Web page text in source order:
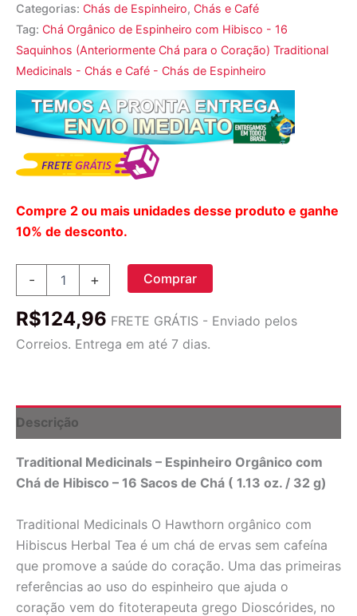
Categorias: Chás de Espinheiro, Chás e Café
Tag: Chá Orgânico de Espinheiro com Hibisco - 16
Saquinhos (Anteriormente Chá para o Coração) Traditional
Medicinals - Chás e Café - Chás de Espinheiro
Compre 2 ou mais unidades desse produto e ganhe
10% de desconto.
-
chá
ervas
16
Saquinhos
Chá
(Anteriormente
o
Coração)
Medicinals
quantidade
+ Comprar
R$124,96 FRETE GRÁTIS - Enviado pelos
Correios. Entrega em até 7 dias.
Descrição
Traditional Medicinals – Espinheiro Orgânico com
Chá de Hibisco – 16 Sacos de Chá ( 1.13 oz. / 32 g)
Traditional Medicinals O Hawthorn orgânico com
Hibiscus Herbal Tea é um chá de ervas sem cafeína
que promove a saúde do coração. Uma das primeiras
referências ao uso do espinheiro que ajuda o
coração vem do fitoterapeuta grego Dioscórides, no